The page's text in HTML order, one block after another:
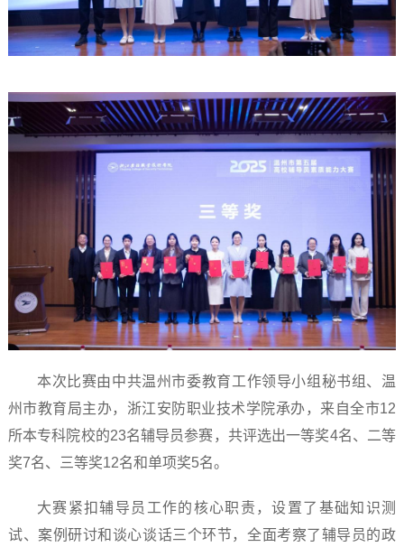
本次比赛由中共温州市委教育工作领导小组秘书组、温
州市教育局主办，浙江安防职业技术学院承办，来自全市12
所本专科院校的23名辅导员参赛，共评选出一等奖4名、二等
奖7名、三等奖12名和单项奖5名。
大赛紧扣辅导员工作的核心职责，设置了基础知识测
试、案例研讨和谈心谈话三个环节，全面考察了辅导员的政